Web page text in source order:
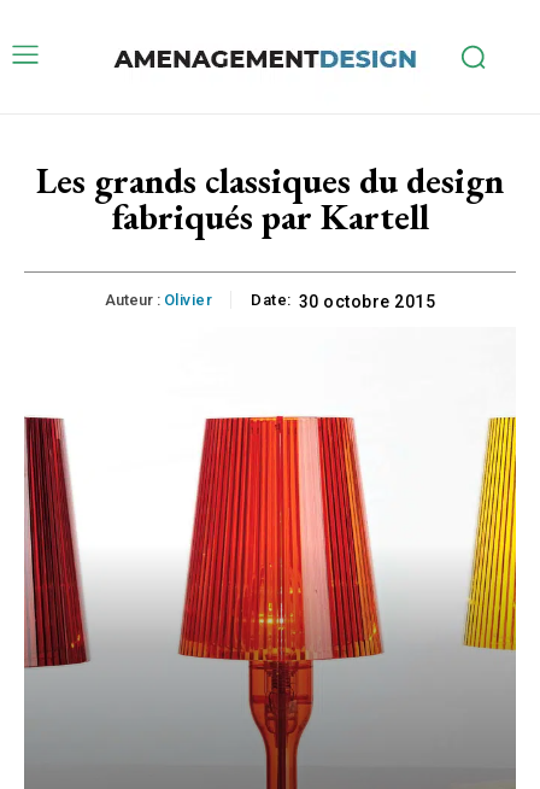
Les grands classiques du design
fabriqués par Kartell
Auteur : Olivier Date: 30 octobre 2015